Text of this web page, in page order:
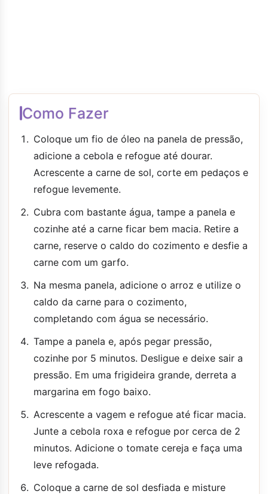
Como Fazer
Coloque um fio de óleo na panela de pressão,
adicione a cebola e refogue até dourar.
Acrescente a carne de sol, corte em pedaços e
refogue levemente.
Cubra com bastante água, tampe a panela e
cozinhe até a carne ficar bem macia. Retire a
carne, reserve o caldo do cozimento e desfie a
carne com um garfo.
Na mesma panela, adicione o arroz e utilize o
caldo da carne para o cozimento,
completando com água se necessário.
Tampe a panela e, após pegar pressão,
cozinhe por 5 minutos. Desligue e deixe sair a
pressão. Em uma frigideira grande, derreta a
margarina em fogo baixo.
Acrescente a vagem e refogue até ficar macia.
Junte a cebola roxa e refogue por cerca de 2
minutos. Adicione o tomate cereja e faça uma
leve refogada.
Coloque a carne de sol desfiada e misture